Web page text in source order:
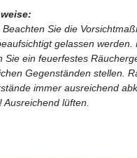
Beachten Sie die
gelassen
Sie ein feuerfestes
Gegenständen stellen.
immer ausreichend
Ausreichend lüften.